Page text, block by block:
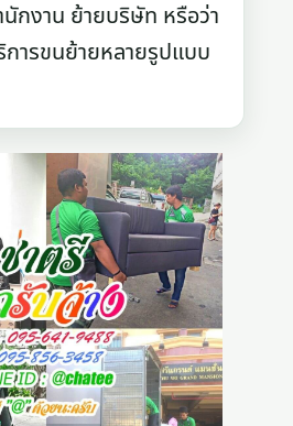
กงาน ย้ายบริษัท หรือว่า
การขนย้ายหลายรูปแบบ